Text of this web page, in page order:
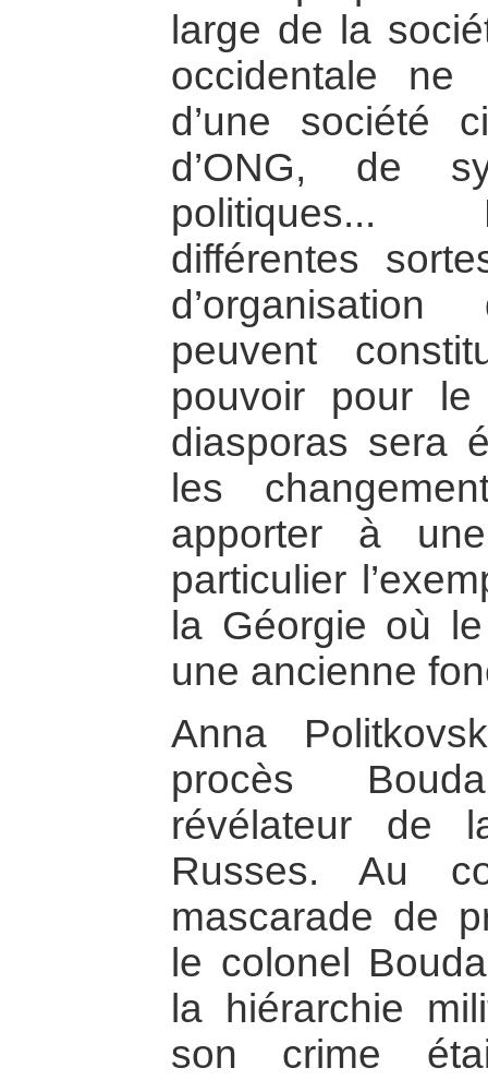
large de la
occidentale ne
d’une société
d’ONG, de
politiques...
différentes
peuvent
pouvoir pour
diasporas sera
les
apporter à
particulier
la Géorgie où
une ancienne
Anna
procès
révélateur de
Russes. Au
mascarade de
le colonel
la hiérarchie
son crime